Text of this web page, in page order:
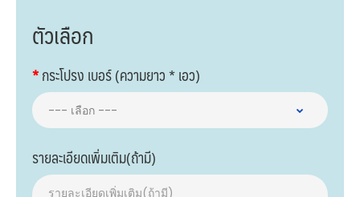
ตัวเลือก
กระโปรง เบอร์ (ความยาว * เอว)
รายละเอียดเพิ่มเติม(ถ้ามี)